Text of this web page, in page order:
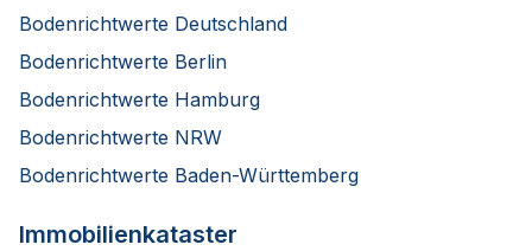
Bodenrichtwerte Deutschland
Bodenrichtwerte Berlin
Bodenrichtwerte Hamburg
Bodenrichtwerte NRW
Bodenrichtwerte Baden-Württemberg
Immobilienkataster